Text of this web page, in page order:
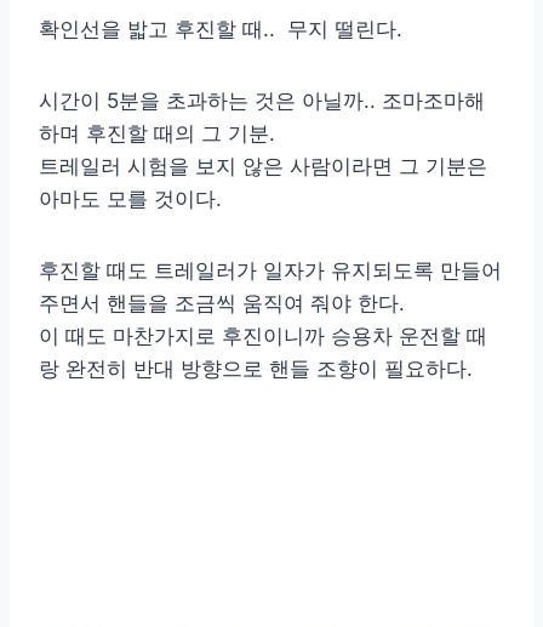
확인선을 밟고 후진할 때.. 무지 떨린다.
시간이 5분을 초과하는 것은 아닐까.. 조마조마해
하며 후진할 때의 그 기분.
트레일러 시험을 보지 않은 사람이라면 그 기분은
아마도 모를 것이다.
후진할 때도 트레일러가 일자가 유지되도록 만들어
주면서 핸들을 조금씩 움직여 줘야 한다.
이 때도 마찬가지로 후진이니까 승용차 운전할 때
랑 완전히 반대 방향으로 핸들 조향이 필요하다.